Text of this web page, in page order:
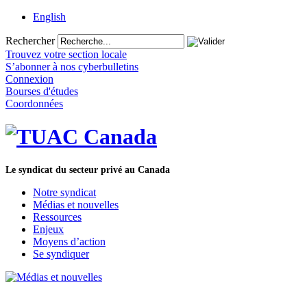
English
Rechercher
Trouvez votre section locale
S’abonner à nos cyberbulletins
Connexion
Bourses d'études
Coordonnées
Le syndicat du secteur privé au Canada
Notre syndicat
Médias et nouvelles
Ressources
Enjeux
Moyens d’action
Se syndiquer